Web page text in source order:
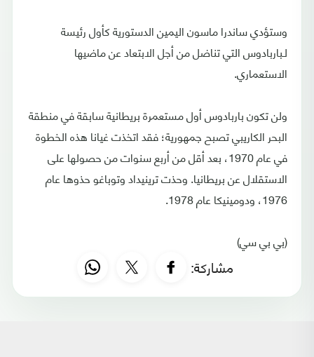
وستؤدي ساندرا ماسون اليمين الدستورية كأول رئيسة
لـباربادوس التي تناضل من أجل الابتعاد عن ماضيها
الاستعماري.
ولن تكون باربادوس أول مستعمرة بريطانية سابقة في منطقة
البحر الكاريبي تصبح جمهورية؛ فقد اتخذت غيانا هذه الخطوة
في عام 1970، بعد أقل من أربع سنوات من حصولها على
الاستقلال عن بريطانيا. وحذت ترينيداد وتوباغو حذوها عام
1976، ودومينيكا عام 1978.
(بي بي سي)
مشاركة: